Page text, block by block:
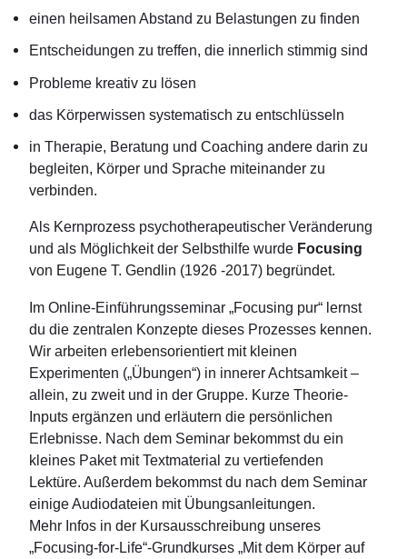
einen heilsamen Abstand zu Belastungen zu finden
Entscheidungen zu treffen, die innerlich stimmig sind
Probleme kreativ zu lösen
das Körperwissen systematisch zu entschlüsseln
in Therapie, Beratung und Coaching andere darin zu
begleiten, Körper und Sprache miteinander zu
verbinden.
Als Kernprozess psychotherapeutischer Veränderung
und als Möglichkeit der Selbsthilfe wurde Focusing
von Eugene T. Gendlin (1926 -2017) begründet.
Im Online-Einführungsseminar „Focusing pur“ lernst
du die zentralen Konzepte dieses Prozesses kennen.
Wir arbeiten erlebensorientiert mit kleinen
Experimenten („Übungen“) in innerer Achtsamkeit –
allein, zu zweit und in der Gruppe. Kurze Theorie-
Inputs ergänzen und erläutern die persönlichen
Erlebnisse. Nach dem Seminar bekommst du ein
kleines Paket mit Textmaterial zu vertiefenden
Lektüre. Außerdem bekommst du nach dem Seminar
einige Audiodateien mit Übungsanleitungen.
Mehr Infos in der Kursausschreibung unseres
„Focusing-for-Life“-Grundkurses „Mit dem Körper auf